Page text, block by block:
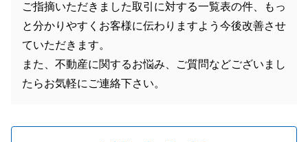
ご指摘いただきました取引に対する一覧表の件、もっ
と分かりやすくお客様に伝わりますよう今後改善させ
ていただきます。
また、不動産に関するお悩み、ご質問などございまし
たらお気軽にご連絡下さい。